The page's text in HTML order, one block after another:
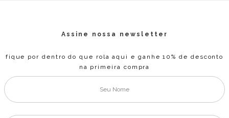
Assine nossa newsletter
fique por dentro do que rola aqui e ganhe 10% de desconto
na primeira compra